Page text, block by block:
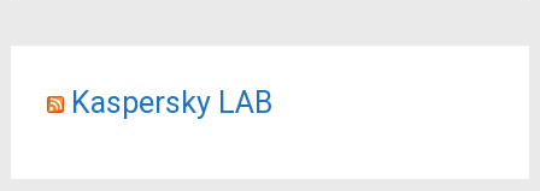
Kaspersky LAB